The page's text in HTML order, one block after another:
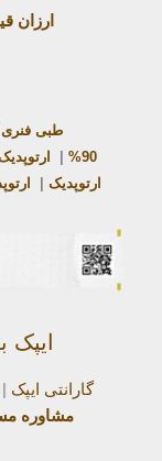
ارزان
طبی فنری 80%
90%
|
ارتوپدیک |
گارانتی ایپک |
مشاوره